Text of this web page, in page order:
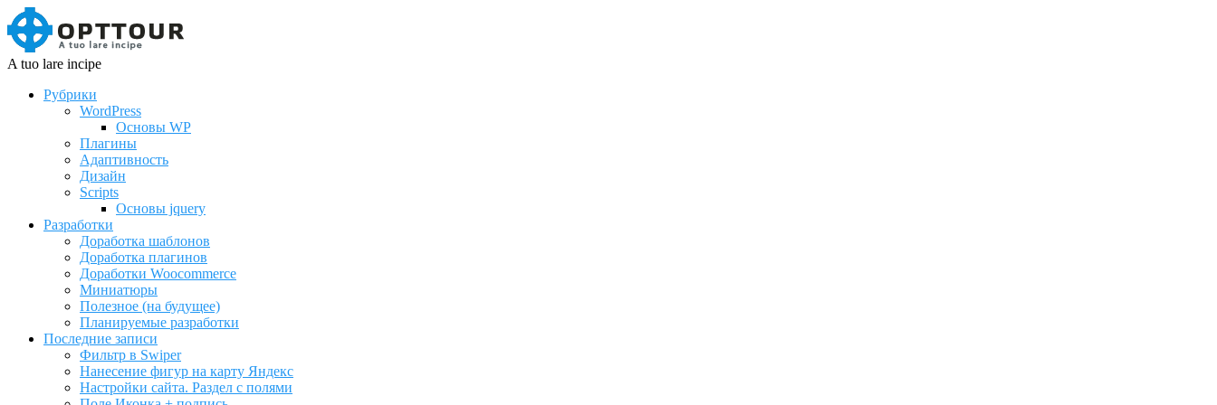
A tuo lare incipe
Рубрики
WordPress
Основы WP
Плагины
Адаптивность
Дизайн
Scripts
Основы jquery
Разработки
Доработка шаблонов
Доработка плагинов
Доработки Woocommerce
Миниатюры
Полезное (на будущее)
Планируемые разработки
Последние записи
Фильтр в Swiper
Нанесение фигур на карту Яндекс
Настройки сайта. Раздел с полями